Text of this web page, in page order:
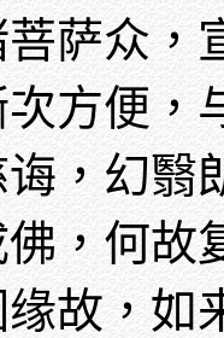
萨众，
次方便，
，幻翳
，何故
故，如